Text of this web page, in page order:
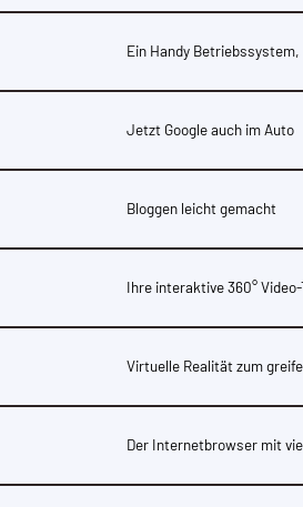
Ein Handy
Jetzt Google auch im Auto
Bloggen leicht gemacht
Ihre interaktive 360°
Virtuelle Realität zum
Der Internetbrowser mit